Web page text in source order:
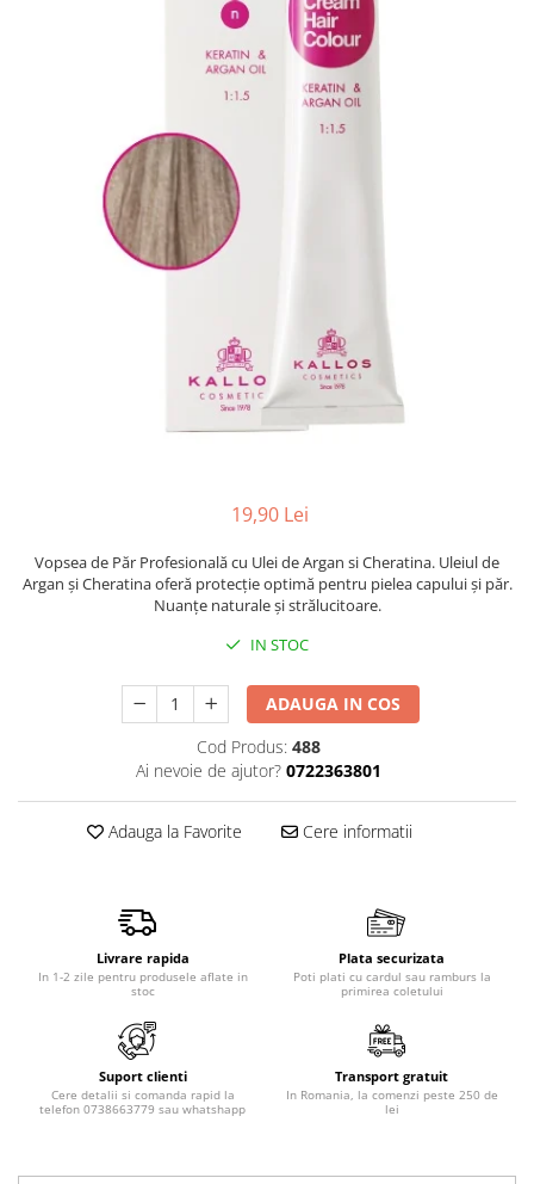
Sampon de par
Tratamente si masca de par
Vopsea de par si oxidant
Accesorii tuns si vopsit
Deodorante si antiperspirante
Produse pentru protectie solara
Creion si tus ochi
Ruj si creion buze
Produse stilizare sprancene
Igiena dentara
Periute de dinti
Adeziv dentar si ingrijire proteza
Igiena intima
19,90 Lei
Vopsea de Păr Profesională cu Ulei de Argan si Cheratina. Uleiul de
Argan şi Cheratina oferă protecţie optimă pentru pielea capului şi păr.
Nuanţe naturale şi strălucitoare.
IN STOC
ADAUGA IN COS
Cod Produs: 488
Ai nevoie de ajutor? 0722363801
Adauga la Favorite Cere informatii
Livrare rapida
In 1-2 zile pentru produsele aflate in
stoc
Plata securizata
Poti plati cu cardul sau ramburs la
primirea coletului
Suport clienti
Cere detalii si comanda rapid la
telefon 0738663779 sau whatshapp
Transport gratuit
In Romania, la comenzi peste 250 de
lei